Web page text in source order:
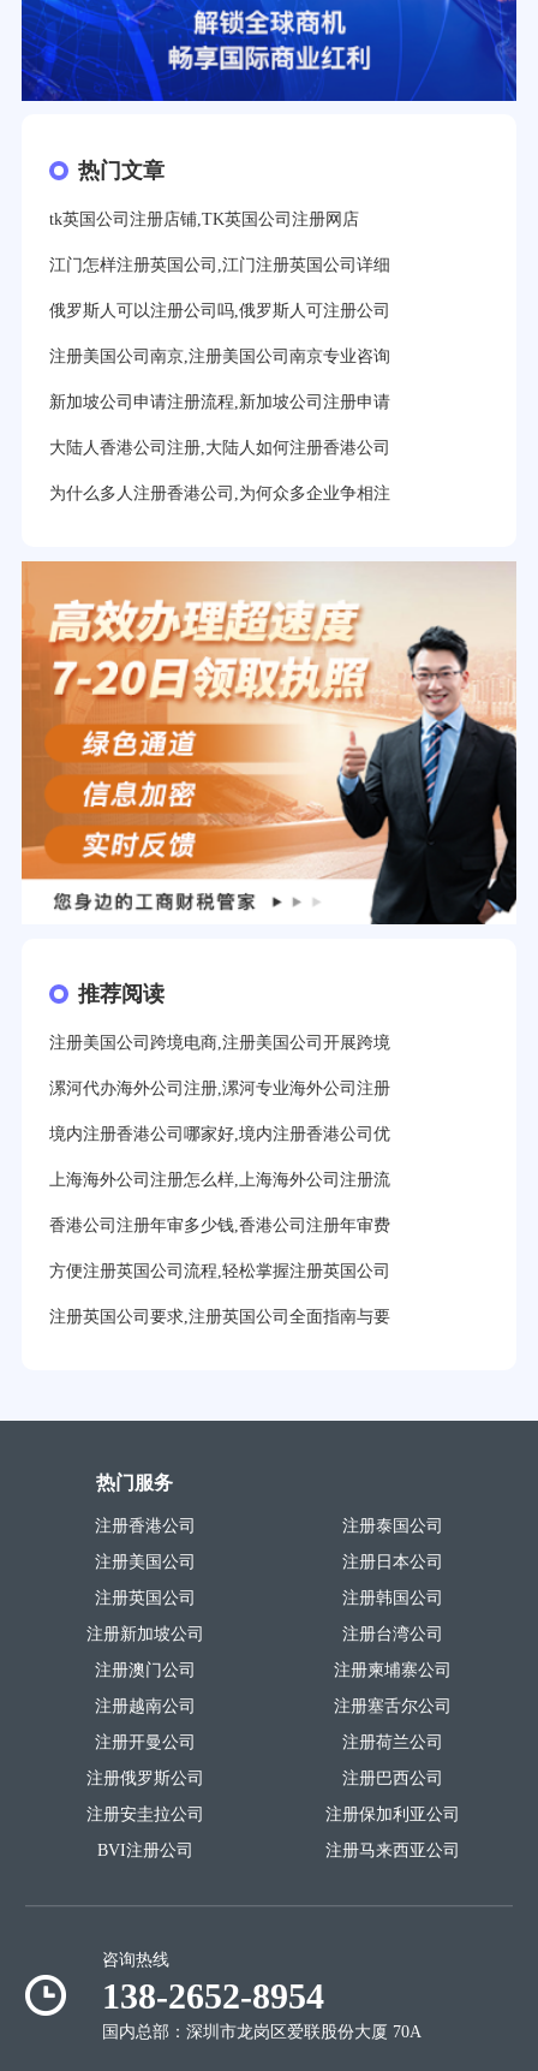
热门文章
tk英国公司注册店铺,TK英国公司注册网店
江门怎样注册英国公司,江门注册英国公司详细
俄罗斯人可以注册公司吗,俄罗斯人可注册公司
注册美国公司南京,注册美国公司南京专业咨询
新加坡公司申请注册流程,新加坡公司注册申请
大陆人香港公司注册,大陆人如何注册香港公司
为什么多人注册香港公司,为何众多企业争相注
推荐阅读
注册美国公司跨境电商,注册美国公司开展跨境
漯河代办海外公司注册,漯河专业海外公司注册
境内注册香港公司哪家好,境内注册香港公司优
上海海外公司注册怎么样,上海海外公司注册流
香港公司注册年审多少钱,香港公司注册年审费
方便注册英国公司流程,轻松掌握注册英国公司
注册英国公司要求,注册英国公司全面指南与要
热门服务
注册香港公司
注册美国公司
注册英国公司
注册新加坡公司
注册澳门公司
注册泰国公司
注册日本公司
注册韩国公司
注册台湾公司
注册柬埔寨公司
注册越南公司
注册开曼公司
注册俄罗斯公司
注册安圭拉公司
BVI注册公司
注册塞舌尔公司
注册荷兰公司
注册巴西公司
注册保加利亚公司
注册马来西亚公司
咨询热线
138-2652-8954
国内总部：深圳市龙岗区爱联股份大厦 70A